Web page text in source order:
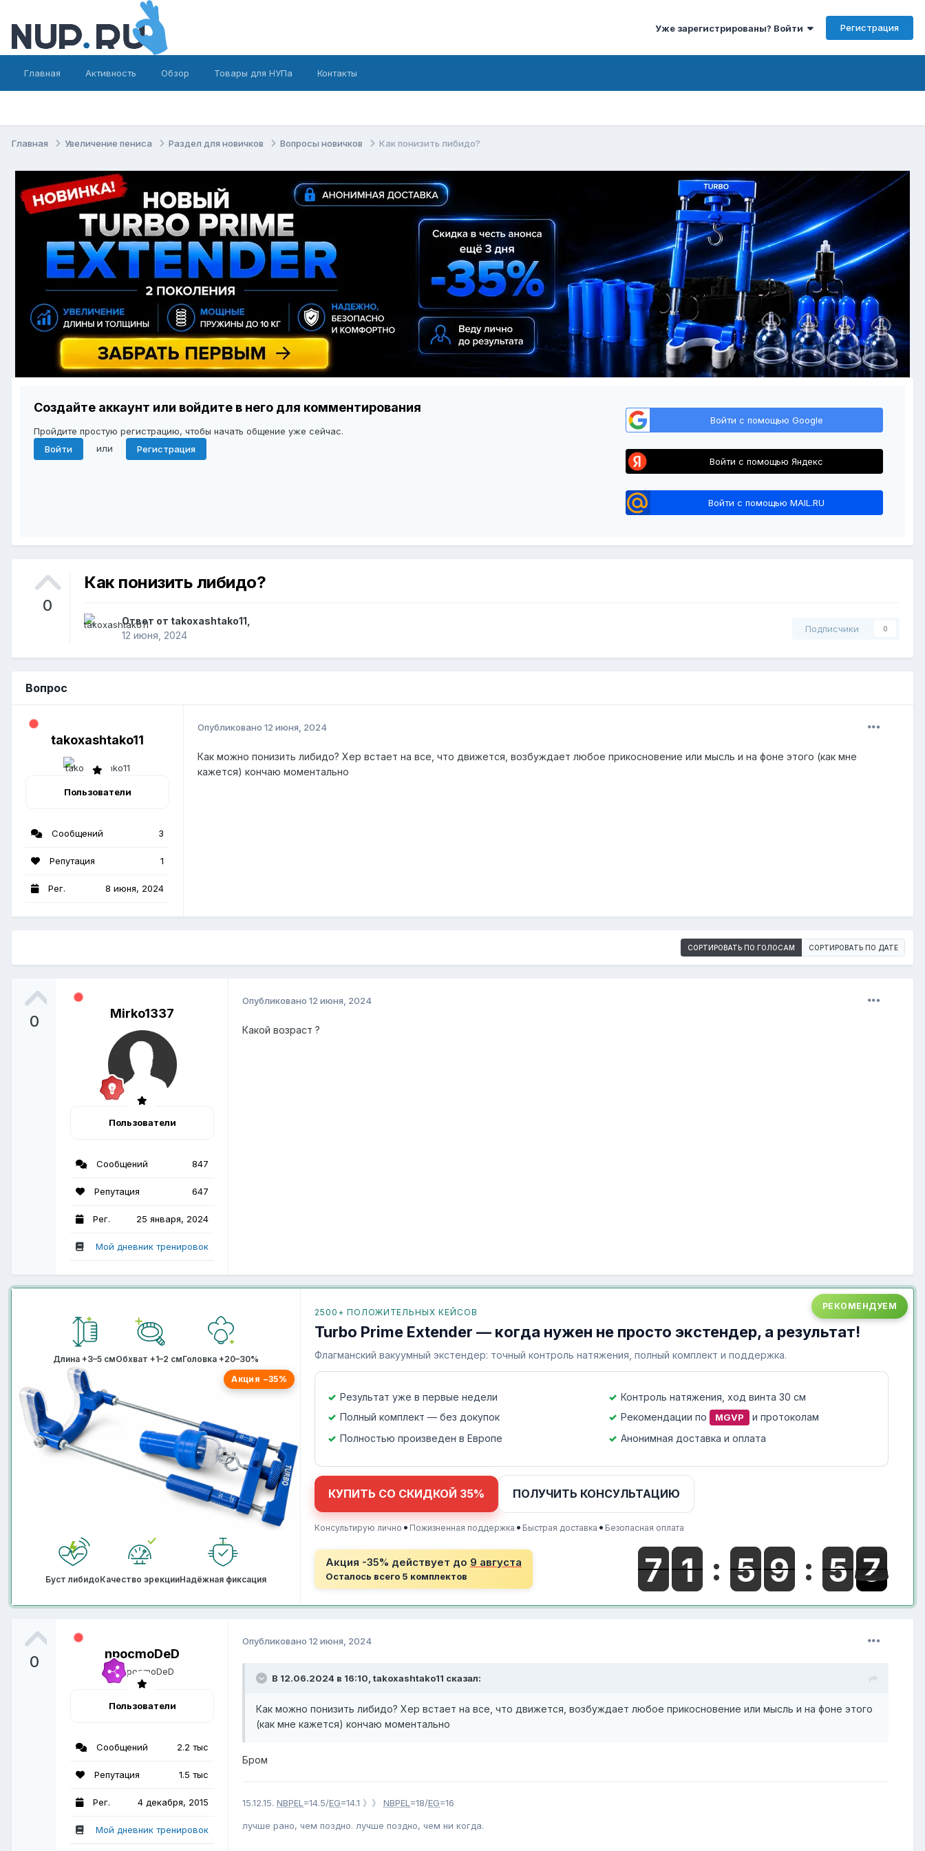
Уже зарегистрированы? Войти Регистрация
Главная Активность Обзор Товары для НУПа Контакты
Главная Увеличение пениса Раздел для новичков Вопросы новичков Как понизить либидо?
Создайте аккаунт или войдите в него для комментирования
Пройдите простую регистрацию, чтобы начать общение уже сейчас.
Войти
или Регистрация
Войти с помощью Google
Войти с помощью Яндекс
Войти с помощью MAIL.RU
0
Как понизить либидо?
Ответ от takoxashtako11,
12 июня, 2024
Подписчики 0
Вопрос
takoxashtako11
Пользователи
Сообщений 3
Репутация 1
Рег. 8 июня, 2024
Опубликовано 12 июня, 2024
Как можно понизить либидо? Хер встает на все, что движется, возбуждает любое прикосновение или мысль и на фоне этого (как мне
кажется) кончаю моментально
СОРТИРОВАТЬ ПО ГОЛОСАМ СОРТИРОВАТЬ ПО ДАТЕ
0 Mirko1337
Пользователи
Сообщений 847
Репутация 647
Рег. 25 января, 2024
Мой дневник тренировок
Опубликовано 12 июня, 2024
Какой возраст ?
Длина +3–5 смОбхват +1–2 смГоловка +20–30%
Акция −35%
Буст либидоКачество эрекцииНадёжная фиксация
РЕКОМЕНДУЕМ
2500+ ПОЛОЖИТЕЛЬНЫХ КЕЙСОВ
Turbo Prime Extender — когда нужен не просто экстендер, а результат!
Флагманский вакуумный экстендер: точный контроль натяжения, полный комплект и поддержка.
Результат уже в первые недели
Контроль натяжения, ход винта 30 см
Полный комплект — без докупок
Рекомендации по MGVP
и протоколам
Полностью произведен в Европе
Анонимная доставка и оплата
КУПИТЬ СО СКИДКОЙ 35% ПОЛУЧИТЬ КОНСУЛЬТАЦИЮ
Консультирую лично • Пожизненная поддержка • Быстрая доставка • Безопасная оплата
Акция -35% действует до 9 августа
Осталось всего 5 комплектов
0 npocmoDeD
Пользователи
Сообщений 2.2 тыс
Репутация 1.5 тыс
Рег. 4 декабря, 2015
Мой дневник тренировок
Опубликовано 12 июня, 2024
В 12.06.2024 в 16:10, takoxashtako11 сказал:
Как можно понизить либидо? Хер встает на все, что движется, возбуждает любое прикосновение или мысль и на фоне этого
(как мне кажется) кончаю моментально
Бром
15.12.15. NBPEL =14.5/EG=14.1 》》 NBPEL =18/EG=16
лучше рано, чем поздно. лучше поздно, чем ни когда.